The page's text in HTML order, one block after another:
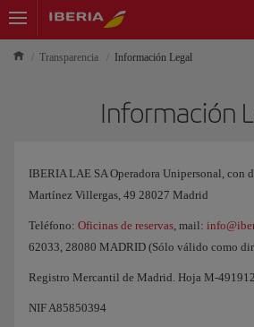
Transparencia Información Legal
Información
IBERIA LAE SA Operadora Unipersonal, con
Martínez Villergas, 49 28027 Madrid
Teléfono: Oficinas de reservas, mail:
62033, 28080 MADRID (Sólo válido como
Registro Mercantil de Madrid. Hoja M-
NIF A85850394